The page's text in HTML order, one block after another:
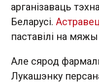
арганізаваць
Беларусі.
паставілі на
Але сярод
Лукашэнку